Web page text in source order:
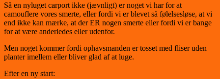
Så en nyluget carport ikke (jævnligt) er noget vi har for at
camouflere vores smerte, eller fordi vi er blevet så følelsesløse, at vi
end ikke kan mærke, at der ER nogen smerte eller fordi vi er bange
for at være anderledes eller udenfor.
Men noget kommer fordi ophavsmanden er tosset med fliser uden
planter imellem eller bliver glad af at luge.
Efter en ny start: